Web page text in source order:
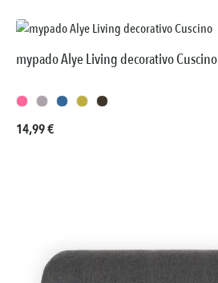
mypado Alye Living decorativo Cuscino
Prezzo normale:
14,99 €